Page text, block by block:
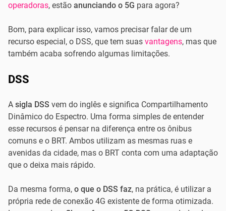
operadoras, estão anunciando o 5G para agora?
Bom, para explicar isso, vamos precisar falar de um
recurso especial, o DSS, que tem suas vantagens, mas que
também acaba sofrendo algumas limitações.
DSS
A sigla DSS vem do inglês e significa Compartilhamento
Dinâmico do Espectro. Uma forma simples de entender
esse recursos é pensar na diferença entre os ônibus
comuns e o BRT. Ambos utilizam as mesmas ruas e
avenidas da cidade, mas o BRT conta com uma adaptação
que o deixa mais rápido.
Da mesma forma, o que o DSS faz, na prática, é utilizar a
própria rede de conexão 4G existente de forma otimizada.